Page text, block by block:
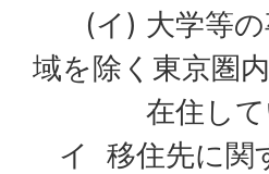
(イ) 大学等の
域を除く東京圏
在住してい
イ 移住先に関